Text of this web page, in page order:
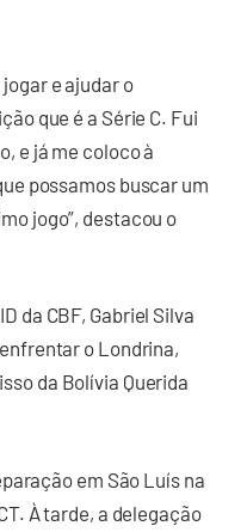
e ajudar o
que é a Série C. Fui
e já me coloco à
possamos buscar um
jogo”, destacou o
da CBF, Gabriel Silva
o Londrina,
da Bolívia Querida
em São Luís na
À tarde, a delegação